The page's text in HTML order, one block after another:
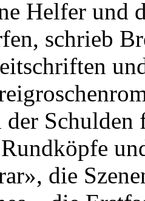
Helfer und
schrieb
Schulden
die